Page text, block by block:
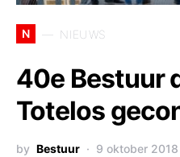
N NIEUWS
40e Bestuur
Totelos
by Bestuur 9 oktober 2018